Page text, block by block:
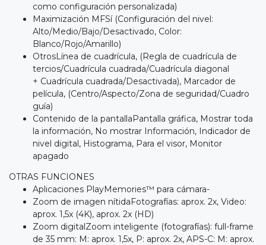
como configuración personalizada)
Maximización MFSí (Configuración del nivel:
Alto/Medio/Bajo/Desactivado, Color:
Blanco/Rojo/Amarillo)
OtrosLínea de cuadrícula, (Regla de cuadrícula de
tercios/Cuadrícula cuadrada/Cuadrícula diagonal
+ Cuadrícula cuadrada/Desactivada), Marcador de
película, (Centro/Aspecto/Zona de seguridad/Cuadro
guía)
Contenido de la pantallaPantalla gráfica, Mostrar toda
la información, No mostrar Información, Indicador de
nivel digital, Histograma, Para el visor, Monitor
apagado
OTRAS FUNCIONES
Aplicaciones PlayMemories™ para cámara-
Zoom de imagen nítidaFotografías: aprox. 2x, Video:
aprox. 1,5x (4K), aprox. 2x (HD)
Zoom digitalZoom inteligente (fotografías): full-frame
de 35 mm: M: aprox. 1,5x, P: aprox. 2x, APS-C: M: aprox.